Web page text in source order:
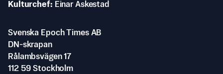
Kulturchef
Einar Askestad
Svenska Epoch Times AB
DN-skrapan
Rålambsvägen 17
112 59 Stockholm